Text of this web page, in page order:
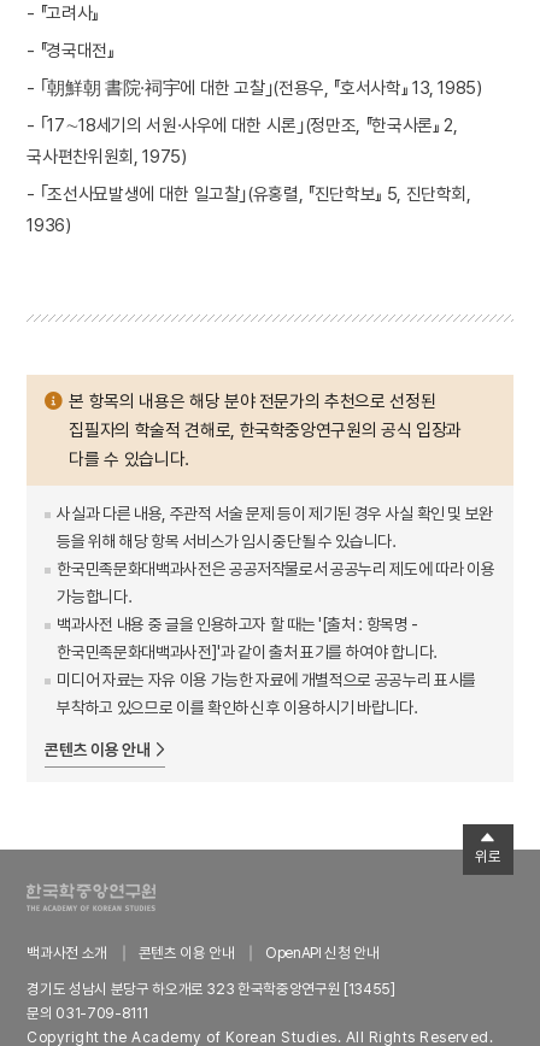
- 『고려사』
- 『경국대전』
- ｢朝鮮朝 書院·祠宇에 대한 고찰｣(전용우, 『호서사학』 13, 1985)
- ｢17∼18세기의 서원·사우에 대한 시론｣(정만조, 『한국사론』 2,
국사편찬위원회, 1975)
- ｢조선사묘발생에 대한 일고찰｣(유홍렬, 『진단학보』 5, 진단학회,
1936)
본 항목의 내용은 해당 분야 전문가의 추천으로 선정된
집필자의 학술적 견해로, 한국학중앙연구원의 공식 입장과
다를 수 있습니다.
사실과 다른 내용, 주관적 서술 문제 등이 제기된 경우 사실 확인 및 보완
등을 위해 해당 항목 서비스가 임시 중단될 수 있습니다.
한국민족문화대백과사전은 공공저작물로서 공공누리 제도에 따라 이용
가능합니다.
백과사전 내용 중 글을 인용하고자 할 때는 '[출처 : 항목명 -
한국민족문화대백과사전]'과 같이 출처 표기를 하여야 합니다.
미디어 자료는 자유 이용 가능한 자료에 개별적으로 공공누리 표시를
부착하고 있으므로 이를 확인하신 후 이용하시기 바랍니다.
콘텐츠 이용 안내
백과사전 소개 콘텐츠 이용 안내
OpenAPI 신청 안내
경기도 성남시 분당구 하오개로 323 한국학중앙연구원 [13455]
문의 031-709-8111
Copyright the Academy of Korean Studies. All Rights Reserved.
위로